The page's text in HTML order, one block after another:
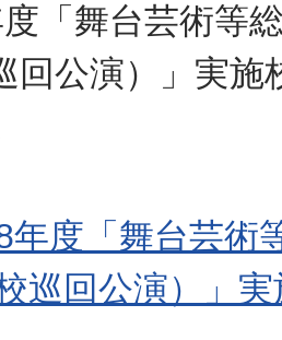
「舞台芸術等
回公演）」実
年度「舞台芸術
校巡回公演）」